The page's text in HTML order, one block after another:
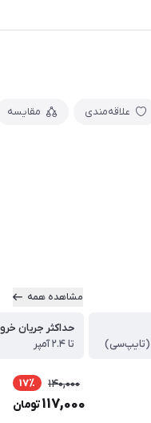
علاقه‌مندی مقایسه
مشاهده همه
حداکثر جریان
تا ۲.۴ آمپر
140,000 17٪
117,000تومان